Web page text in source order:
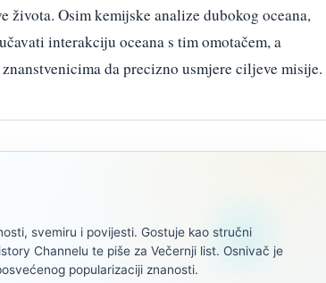
Osim kemijske analize dubokog oceana,
interakciju oceana s tim omotačem, a
da precizno usmjere ciljeve misije.
svemiru i povijesti. Gostuje kao stručni
Channelu te piše za Večernji list. Osnivač je
popularizaciji znanosti.